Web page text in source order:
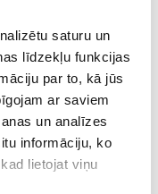
saturu un
līdzekļu funkcijas
par to, kā jūs
ar saviem
un analīzes
informāciju, ko
lietojat viņu